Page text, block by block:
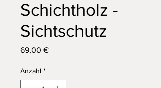
Schichtholz -
Sichtschutz
69,00 €Preis
Anzahl *